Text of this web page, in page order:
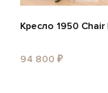
Кресло 1950 Chair
94 800 ₽